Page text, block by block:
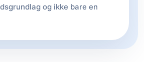
og ikke bare en